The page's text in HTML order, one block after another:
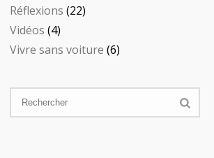
Réflexions (22)
Vidéos (4)
Vivre sans voiture (6)